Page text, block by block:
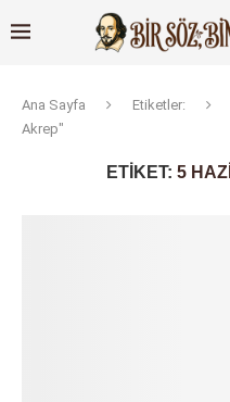
Ana Sayfa Etiketler:
Akrep"
ETIKET: 5